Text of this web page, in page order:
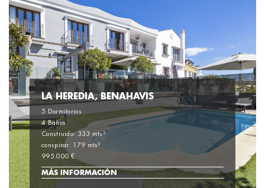
LA HEREDIA, BENAHAVIS
5 Dormitorios
4 Baños
Construido: 333 mts²
conspirar: 179 mts²
995.000 €
MÁS INFORMACIÓN